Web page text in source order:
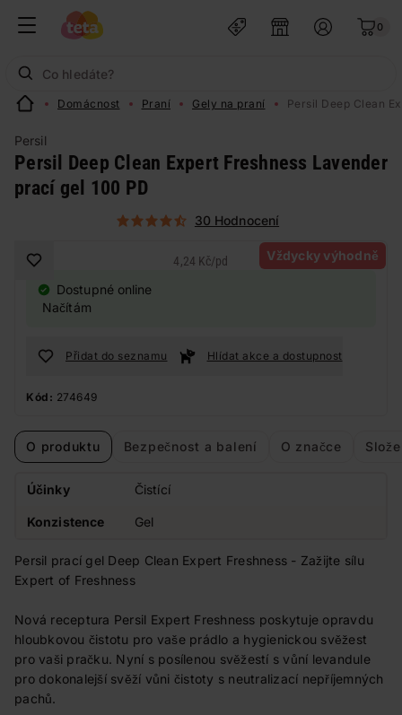
0
Domácnost Praní Gely na praní Persil Deep Clean
Persil
Persil Deep Clean Expert Freshness Lavender
prací gel 100 PD
30 Hodnocení
Vždycky výhodně
4,24 Kč/pd
Dostupné online
Načítám
Přidat do seznamu Hlídat akce a dostupnost
Kód: 274649
O produktu Bezpečnost a balení O značce
Účinky Čistící
Konzistence Gel
Persil prací gel Deep Clean Expert Freshness - Zažijte sílu
Expert of Freshness
Nová receptura Persil Expert Freshness poskytuje opravdu
hloubkovou čistotu pro vaše prádlo a hygienickou svěžest
pro vaši pračku. Nyní s posílenou svěžestí s vůní levandule
pro dokonalejší svěží vůni čistoty s neutralizací nepříjemných
pachů.